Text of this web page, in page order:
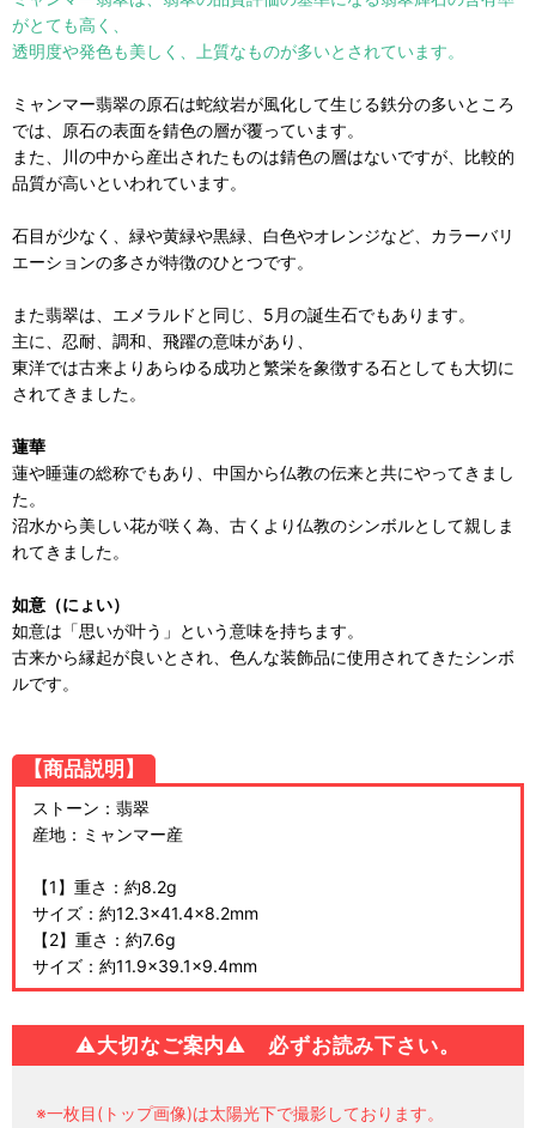
がとても高く、
透明度や発色も美しく、上質なものが多いとされています。
ミャンマー翡翠の原石は蛇紋岩が風化して生じる鉄分の多いところ
では、原石の表面を錆色の層が覆っています。
また、川の中から産出されたものは錆色の層はないですが、比較的
品質が高いといわれています。
石目が少なく、緑や黄緑や黒緑、白色やオレンジなど、カラーバリ
エーションの多さが特徴のひとつです。
また翡翠は、エメラルドと同じ、5月の誕生石でもあります。
主に、忍耐、調和、飛躍の意味があり、
東洋では古来よりあらゆる成功と繁栄を象徴する石としても大切に
されてきました。
蓮華
蓮や睡蓮の総称でもあり、中国から仏教の伝来と共にやってきまし
た。
沼水から美しい花が咲く為、古くより仏教のシンボルとして親しま
れてきました。
如意（にょい）
如意は「思いが叶う」という意味を持ちます。
古来から縁起が良いとされ、色んな装飾品に使用されてきたシンボ
ルです。
【商品説明】
ストーン：翡翠
産地：ミャンマー産
【1】重さ：約8.2g
サイズ：約12.3×41.4×8.2mm
【2】重さ：約7.6g
サイズ：約11.9×39.1×9.4mm
⚠大切なご案内⚠ 必ずお読み下さい。
※一枚目(トップ画像)は太陽光下で撮影しております。